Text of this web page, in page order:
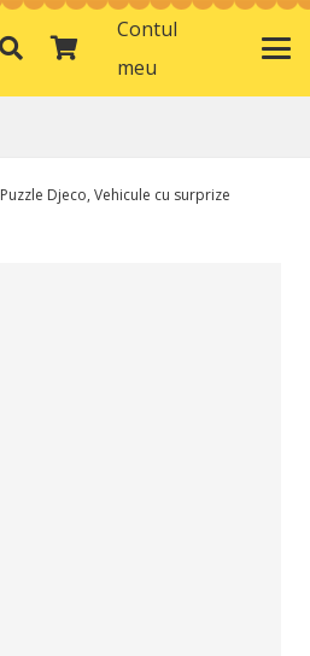
Contul
meu
Puzzle Djeco, Vehicule cu surprize